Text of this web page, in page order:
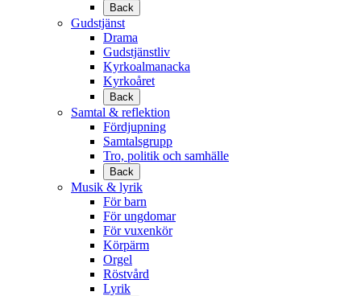
Back
Gudstjänst
Drama
Gudstjänstliv
Kyrkoalmanacka
Kyrkoåret
Back
Samtal & reflektion
Fördjupning
Samtalsgrupp
Tro, politik och samhälle
Back
Musik & lyrik
För barn
För ungdomar
För vuxenkör
Körpärm
Orgel
Röstvård
Lyrik